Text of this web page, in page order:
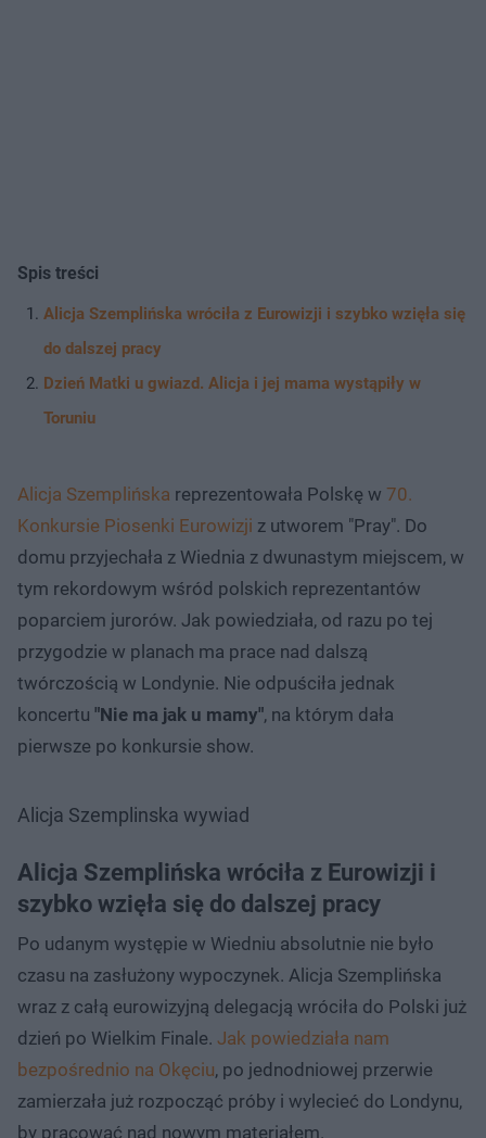
Spis treści
Alicja Szemplińska wróciła z Eurowizji i szybko wzięła się
do dalszej pracy
Dzień Matki u gwiazd. Alicja i jej mama wystąpiły w
Toruniu
Alicja Szemplińska reprezentowała Polskę w 70.
Konkursie Piosenki Eurowizji z utworem "Pray". Do
domu przyjechała z Wiednia z dwunastym miejscem, w
tym rekordowym wśród polskich reprezentantów
poparciem jurorów. Jak powiedziała, od razu po tej
przygodzie w planach ma prace nad dalszą
twórczością w Londynie. Nie odpuściła jednak
koncertu "Nie ma jak u mamy", na którym dała
pierwsze po konkursie show.
Alicja Szemplinska wywiad
Alicja Szemplińska wróciła z Eurowizji i
szybko wzięła się do dalszej pracy
Po udanym występie w Wiedniu absolutnie nie było
czasu na zasłużony wypoczynek. Alicja Szemplińska
wraz z całą eurowizyjną delegacją wróciła do Polski już
dzień po Wielkim Finale. Jak powiedziała nam
bezpośrednio na Okęciu, po jednodniowej przerwie
zamierzała już rozpocząć próby i wylecieć do Londynu,
by pracować nad nowym materiałem.